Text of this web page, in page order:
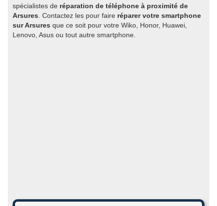
spécialistes de réparation de téléphone à proximité de
Arsures . Contactez les pour faire réparer votre smartphone
sur Arsures que ce soit pour votre Wiko, Honor, Huawei,
Lenovo, Asus ou tout autre smartphone.